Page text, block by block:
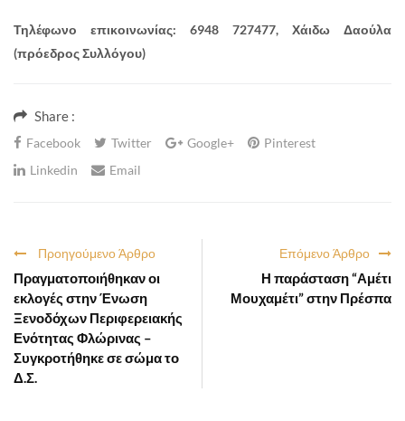
Τηλέφωνο επικοινωνίας: 6948 727477, Χάιδω Δαούλα
(πρόεδρος Συλλόγου)
Share :
Facebook Twitter Google+
Pinterest
Linkedin
Email
Επόμενο Άρθρο
Η παράσταση “Αμέτι
Μουχαμέτι” στην Πρέσπα
Προηγούμενο Άρθρο
Πραγματοποιήθηκαν οι
εκλογές στην Ένωση
Ξενοδόχων Περιφερειακής
Ενότητας Φλώρινας –
Συγκροτήθηκε σε σώμα το
Δ.Σ.